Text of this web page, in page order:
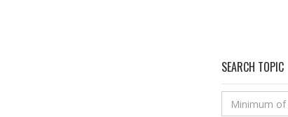
SEARCH TOPIC